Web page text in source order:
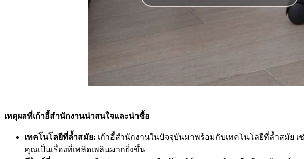
เหตุผลที่เก้าอี้สำนักงานน่าสนใจและน่าซื้อ
เทคโนโลยีที่ล้ำสมัย: เก้าอี้สำนักงานในปัจจุบันมาพร้อมกับเทคโนโลยีที่ล้ำสมัย
คุณเป็นเรื่องที่เพลิดเพลินมากยิ่งขึ้น